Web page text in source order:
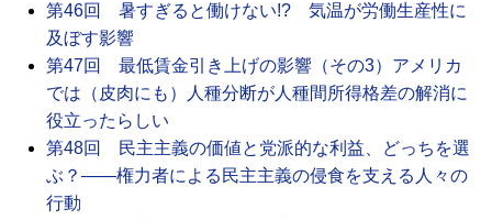
第46回 暑すぎると働けない!? 気温が労働生産性に
及ぼす影響
第47回 最低賃金引き上げの影響（その3）アメリカ
では（皮肉にも）人種分断が人種間所得格差の解消に
役立ったらしい
第48回 民主主義の価値と党派的な利益、どっちを選
ぶ？――権力者による民主主義の侵食を支える人々の
行動